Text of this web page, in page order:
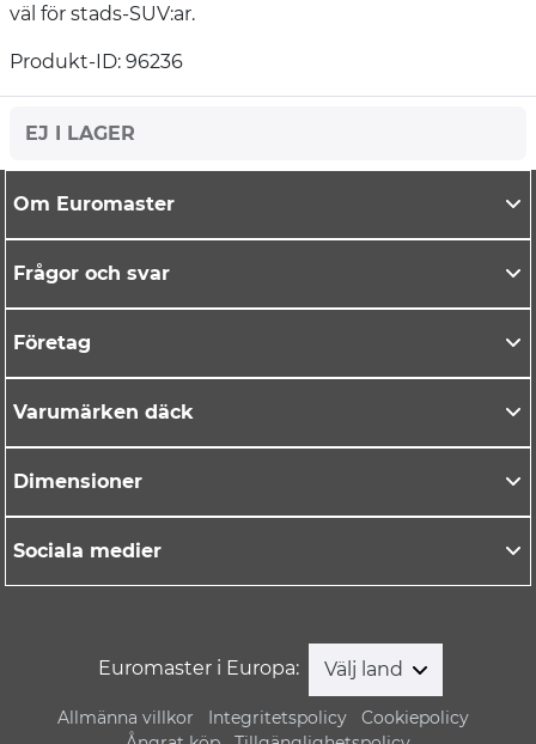
väl för stads-SUV:ar.
Produkt-ID: 96236
EJ I LAGER
Om Euromaster
Frågor och svar
Företag
Varumärken däck
Dimensioner
Sociala medier
Euromaster i Europa: Välj land
Allmänna villkor Integritetspolicy
Cookiepolicy